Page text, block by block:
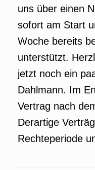
uns über einen
sofort am Start
Woche bereits
unterstützt.
jetzt noch ein
Dahlmann. Im
Vertrag nach
Derartige
Rechteperiode